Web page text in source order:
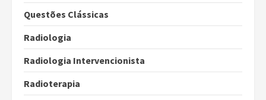
Questões Clássicas
Radiologia
Radiologia Intervencionista
Radioterapia